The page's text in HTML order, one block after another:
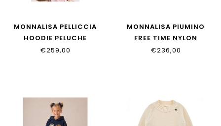
MONNALISA PELLICCIA
HOODIE PELUCHE
17H101_8033_0006
€259,00
MONNALISA PIUMINO
FREE TIME NYLON
17H100_8020_0094
€236,00